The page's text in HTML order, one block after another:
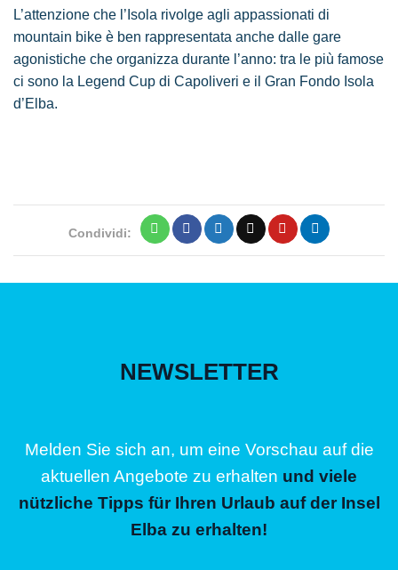
L’attenzione che l’Isola rivolge agli appassionati di
mountain bike è ben rappresentata anche dalle gare
agonistiche che organizza durante l’anno: tra le più famose
ci sono la Legend Cup di Capoliveri e il Gran Fondo Isola
d’Elba.
Condividi:
NEWSLETTER
Melden Sie sich an, um eine Vorschau auf die
aktuellen Angebote zu erhalten und viele
nützliche Tipps für Ihren Urlaub auf der Insel
Elba zu erhalten!